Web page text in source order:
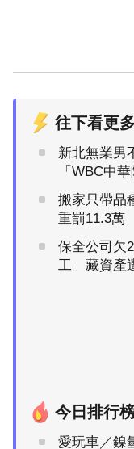
往下看更多
新北無業男
「WBC中
搬家只帶品
重罰11.3萬
保全公司欠
工」藏資產
今日排行
愛玩車／鎳